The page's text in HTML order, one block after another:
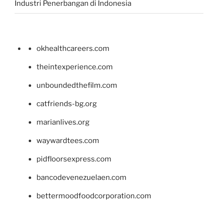
Industri Penerbangan di Indonesia
okhealthcareers.com
theintexperience.com
unboundedthefilm.com
catfriends-bg.org
marianlives.org
waywardtees.com
pidfloorsexpress.com
bancodevenezuelaen.com
bettermoodfoodcorporation.com